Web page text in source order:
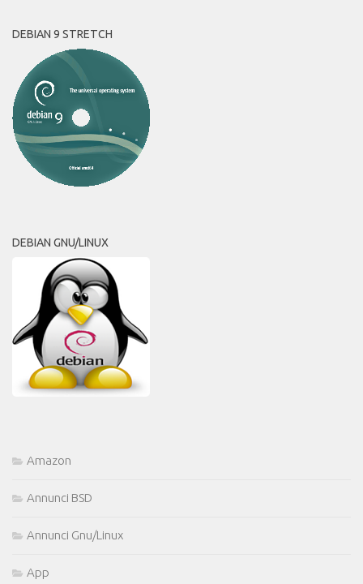
DEBIAN 9 STRETCH
DEBIAN GNU/LINUX
Amazon
Annunci BSD
Annunci Gnu/Linux
App